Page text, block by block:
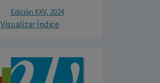
Edición XXV, 2024
Visualizar Índice